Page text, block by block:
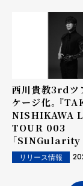
西川貴教3rdツ
ケージ化。『
NISHIKAWA
TOUR 003
「
VOYAGE-」』
(水)リリース ＆
り「
リリース情報